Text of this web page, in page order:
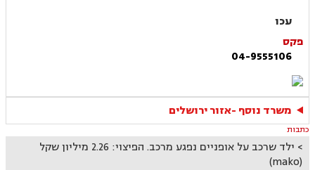
עכו
פקס
04-9555106
משרד נוסף -אזור ירושלים
כתבות
ילד שרכב על אופניים נפגע מרכב. הפיצוי: 2.26 מיליון שקל
(mako)